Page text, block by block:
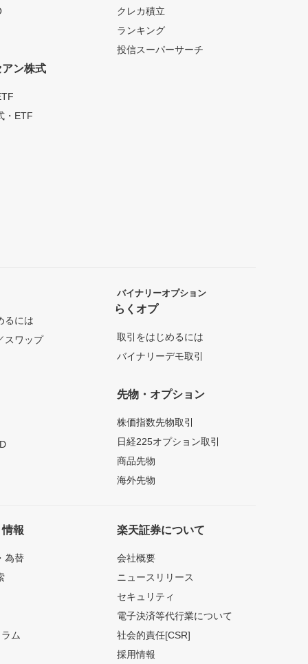
ン株式
・ETF
クレカ積立
ランキング
投信スーパーサーチ
るには
スワップ
バイナリーオプション
らくオプ
取引をはじめるには
バイナリーデモ取引
先物・オプション
株価指数先物取引
日経225オプション取引
商品先物
海外先物
報
為替
ム
楽天証券について
会社概要
ニュースリリース
セキュリティ
電子決済等代行業について
社会的責任[CSR]
採用情報